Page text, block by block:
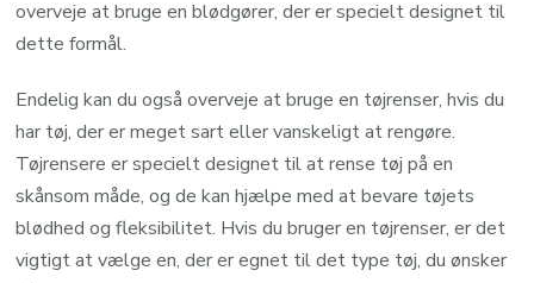
overveje at bruge en blødgører, der er specielt designet til
dette formål.
Endelig kan du også overveje at bruge en tøjrenser, hvis du
har tøj, der er meget sart eller vanskeligt at rengøre.
Tøjrensere er specielt designet til at rense tøj på en
skånsom måde, og de kan hjælpe med at bevare tøjets
blødhed og fleksibilitet. Hvis du bruger en tøjrenser, er det
vigtigt at vælge en, der er egnet til det type tøj, du ønsker